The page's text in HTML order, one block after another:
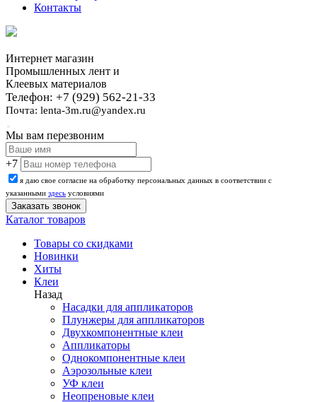
Контакты
Интернет магазин
Промышленных лент и
Клеевых материалов
Телефон: +7 (929) 562-21-33
Почта: lenta-3m.ru@yandex.ru
Мы вам перезвоним
+7
я даю свое согласие на обработку персональных данных в соответствии с
указанными здесь условиями
Каталог товаров
Товары со скидками
Новинки
Хиты
Клеи
Назад
Насадки для аппликаторов
Плунжеры для аппликаторов
Двухкомпонентные клеи
Аппликаторы
Однокомпонентные клеи
Аэрозольные клеи
УФ клеи
Неопреновые клеи